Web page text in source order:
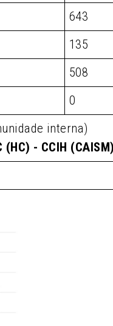
643
135
508
0
interna)
- CCIH